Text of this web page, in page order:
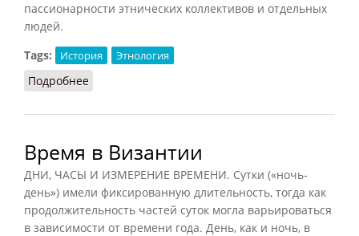
пассионарности этнических коллективов и отдельных
людей.
Tags:
История Этнология
Подробнее
Время в Византии
ДНИ, ЧАСЫ И ИЗМЕРЕНИЕ ВРЕМЕНИ. Сутки («ночь-
день») имели фиксированную длительность, тогда как
продолжительность частей суток могла варьироваться
в зависимости от времени года. День, как и ночь, в